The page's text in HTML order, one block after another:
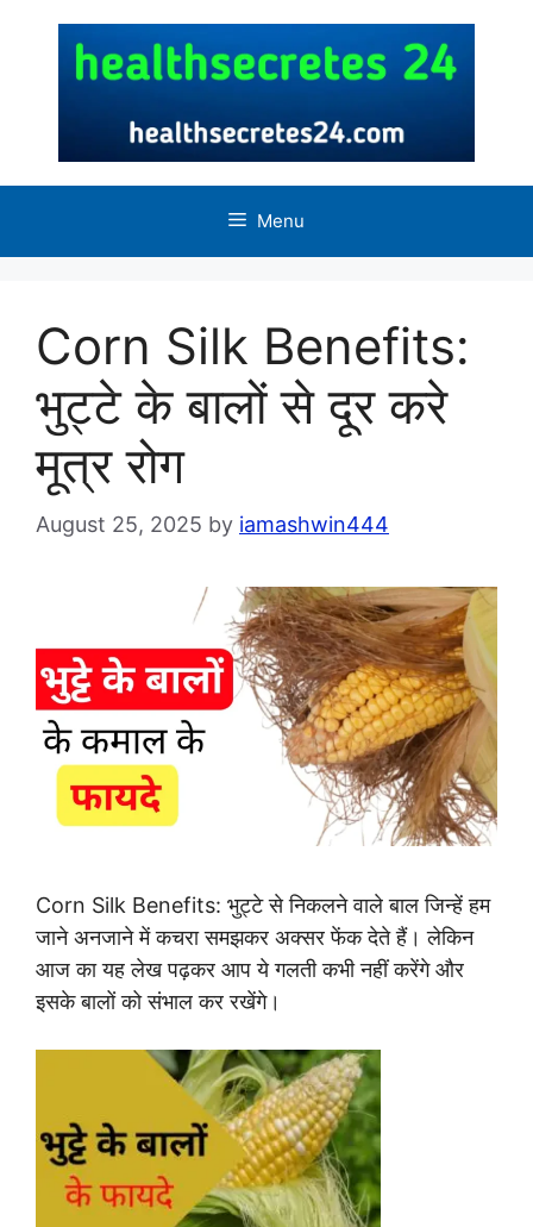
content
Menu
Corn Silk Benefits:
भुट्टे के बालों से दूर करे
मूत्र रोग
August 25, 2025 by iamashwin444
Corn Silk Benefits: भुट्टे से निकलने वाले बाल जिन्हें हम
जाने अनजाने में कचरा समझकर अक्सर फेंक देते हैं। लेकिन
आज का यह लेख पढ़कर आप ये गलती कभी नहीं करेंगे और
इसके बालों को संभाल कर रखेंगे।